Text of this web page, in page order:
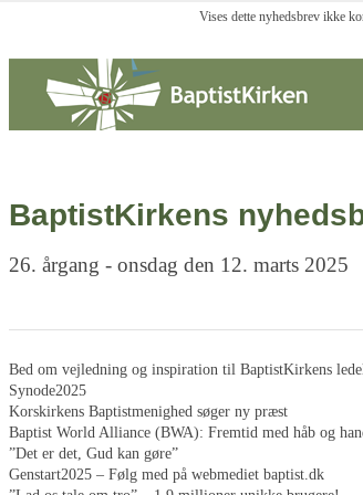
Vises dette nyhedsbrev ikke
BaptistKirkens
26. årgang - onsdag den 12. marts 2025
Bed om vejledning og inspiration til BaptistKirkens
Synode2025
Korskirkens Baptistmenighed søger ny præst
Baptist World Alliance (BWA): Fremtid med håb og
”Det er det, Gud kan gøre”
Genstart2025 – Følg med på webmediet baptist.dk